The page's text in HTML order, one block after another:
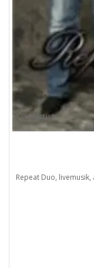
ProArtist
Repeat Duo,